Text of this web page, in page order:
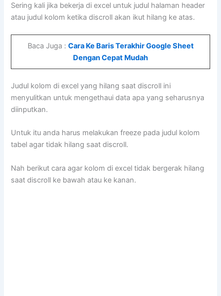
Sering kali jika bekerja di excel untuk judul halaman header
atau judul kolom ketika discroll akan ikut hilang ke atas.
Baca Juga : Cara Ke Baris Terakhir Google Sheet
Dengan Cepat Mudah
Judul kolom di excel yang hilang saat discroll ini
menyulitkan untuk mengethaui data apa yang seharusnya
diinputkan.
Untuk itu anda harus melakukan freeze pada judul kolom
tabel agar tidak hilang saat discroll.
Nah berikut cara agar kolom di excel tidak bergerak hilang
saat discroll ke bawah atau ke kanan.